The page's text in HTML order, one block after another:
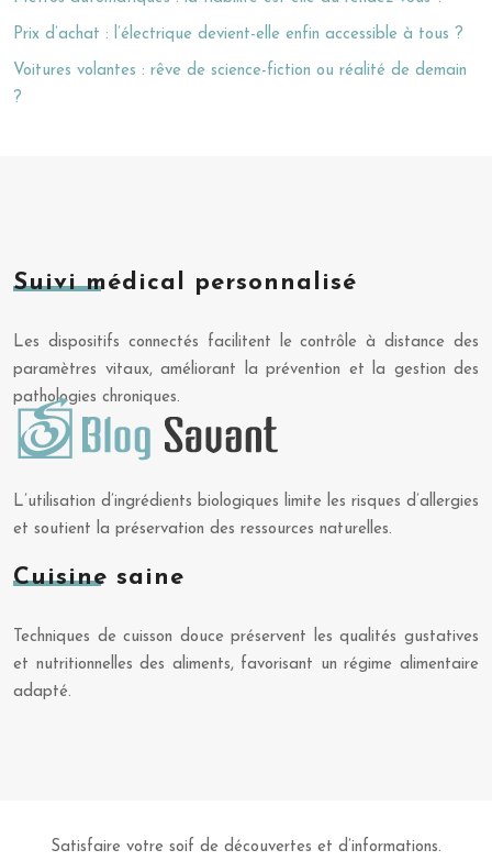
Prix d’achat : l’électrique devient-elle enfin accessible à tous ?
Voitures volantes : rêve de science-fiction ou réalité de demain
?
Suivi médical personnalisé
Les dispositifs connectés facilitent le contrôle à distance des
paramètres vitaux, améliorant la prévention et la gestion des
pathologies chroniques.
L’utilisation d’ingrédients biologiques limite les risques d’allergies
et soutient la préservation des ressources naturelles.
Cuisine saine
Techniques de cuisson douce préservent les qualités gustatives
et nutritionnelles des aliments, favorisant un régime alimentaire
adapté.
Satisfaire votre soif de découvertes et d’informations.